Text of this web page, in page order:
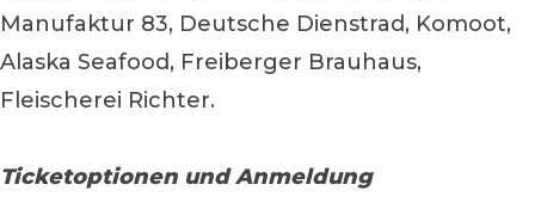
Manufaktur 83, Deutsche Dienstrad, Komoot,
Alaska Seafood, Freiberger Brauhaus,
Fleischerei Richter.
Ticketoptionen und Anmeldung